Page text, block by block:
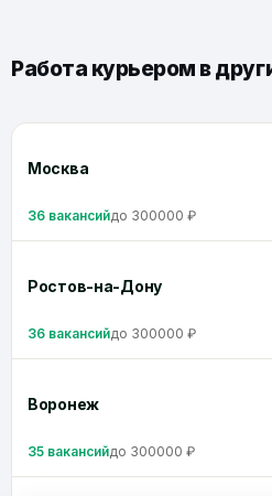
Работа курьером в
Москва
36 вакансийдо 300000 ₽
Ростов-на-Дону
36 вакансийдо 300000 ₽
Воронеж
35 вакансийдо 300000 ₽